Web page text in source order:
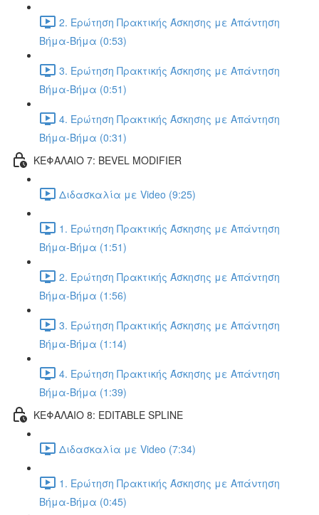
2. Ερώτηση Πρακτικής Άσκησης με Απάντηση
Βήμα-Βήμα (0:53)
3. Ερώτηση Πρακτικής Άσκησης με Απάντηση
Βήμα-Βήμα (0:51)
4. Ερώτηση Πρακτικής Άσκησης με Απάντηση
Βήμα-Βήμα (0:31)
ΚΕΦΑΛΑΙΟ 7: BEVEL MODIFIER
Διδασκαλία με Video (9:25)
1. Ερώτηση Πρακτικής Άσκησης με Απάντηση
Βήμα-Βήμα (1:51)
2. Ερώτηση Πρακτικής Άσκησης με Απάντηση
Βήμα-Βήμα (1:56)
3. Ερώτηση Πρακτικής Άσκησης με Απάντηση
Βήμα-Βήμα (1:14)
4. Ερώτηση Πρακτικής Άσκησης με Απάντηση
Βήμα-Βήμα (1:39)
ΚΕΦΑΛΑΙΟ 8: EDITABLE SPLINE
Διδασκαλία με Video (7:34)
1. Ερώτηση Πρακτικής Άσκησης με Απάντηση
Βήμα-Βήμα (0:45)